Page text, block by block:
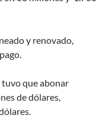
y renovado,
que abonar
de dólares,